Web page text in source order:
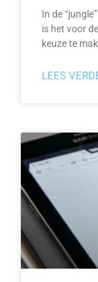
In de
is het voor
keuze te
LEES